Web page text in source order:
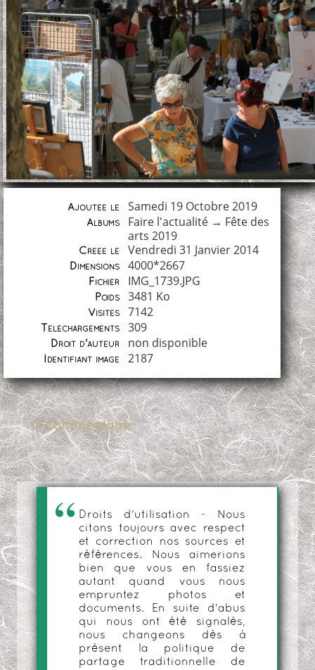
Ajoutée le Samedi 19 Octobre 2019
Albums Faire l'actualité→ Fête des
arts 2019
Créée le Vendredi 31 Janvier 2014
Dimensions 4000*2667
Fichier IMG_1739.JPG
Poids 3481 Ko
Visites 7142
Téléchargements 309
Droit d'auteur non disponible
Identifiant image 2187
0 commentaire
Droits d'utilisation - Nous
citons toujours avec respect
et correction nos sources et
références. Nous aimerions
bien que vous en fassiez
autant quand vous nous
empruntez photos et
documents. En suite d'abus
qui nous ont été signalés,
nous changeons dès à
présent la politique de
partage traditionnelle de